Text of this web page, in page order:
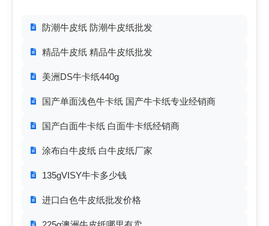
防潮牛皮纸 防潮牛皮纸批发
精品牛皮纸 精品牛皮纸批发
美洲DS牛卡纸440g
国产单面浅色牛卡纸 国产牛卡纸专业经销商
国产白面牛卡纸 白面牛卡纸经销商
涂布白牛皮纸 白牛皮纸厂家
135gVISY牛卡多少钱
进口白色牛皮纸批发价格